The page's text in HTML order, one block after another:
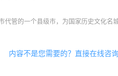
管的一个县级市，为国家历史文化名
内容不是您需要的？直接在线咨